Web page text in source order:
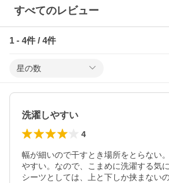
すべてのレビュー
1 - 4件 / 4件
星の数
洗濯しやすい
4
幅が細いので干すとき場所をとらない
やすい。なので、こまめに洗濯する気
シーツとしては、上と下しか挟まない